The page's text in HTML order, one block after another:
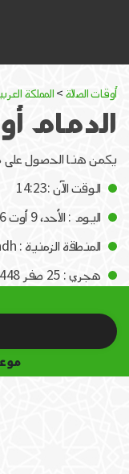
أوقات الصلاة > المملكة
الدمام
يكمن هنا الحصول على
الوقت الآن :14:23
اليوم : الأحد، 9 أوت 2026
المنطقة الزمنية : Asia/Riyadh
هجري : 25 صفر 1448